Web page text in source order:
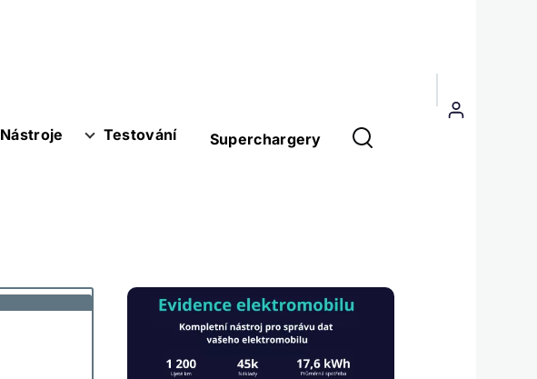
Nástroje Testování Superchargery
Menu
uživatelského
Obrázek